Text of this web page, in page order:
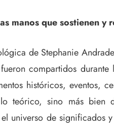
manos que sostienen y
de Stephanie
compartidos
históricos, eventos,
teórico, sino más
universo de